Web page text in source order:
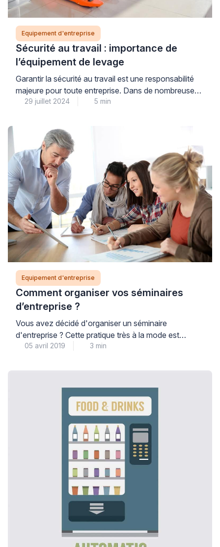
Equipement d'entreprise
Sécurité au travail : importance de
l’équipement de levage
Garantir la sécurité au travail est une responsabilité
majeure pour toute entreprise. Dans de nombreuses
industries, l’équipement de levage joue un rôle crucial
charges modérées à des charges lourdes. En effet,
ce type de matériel, y compris les grues, […]
29 juillet 2024 5 min
Equipement d'entreprise
Comment organiser vos séminaires
d’entreprise ?
Vous avez décidé d'organiser un séminaire
d'entreprise ? Cette pratique très à la mode est
un événement important qui doit être bien préparé à
suivants vont vous aider à faire de votre séminaire
05 avril 2019 3 min